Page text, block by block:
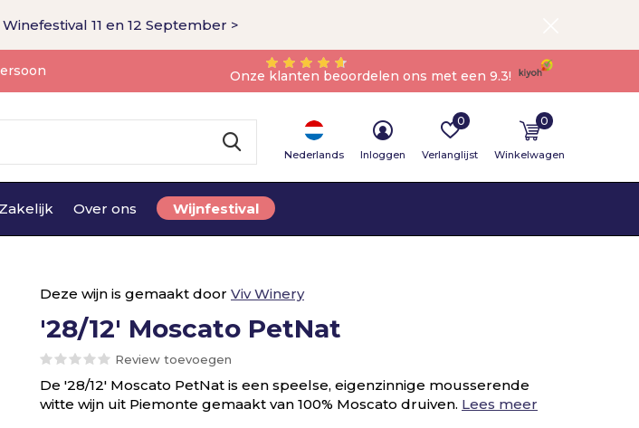
Zakelijk Over ons Wijnfestival
Nederlands Inloggen Verlanglijst
0
Winkelwagen
0
Onze klanten beoordelen ons met een 9.3!
11 en 12 September >
Deze wijn is gemaakt door Viv Winery
'28/12' Moscato PetNat
Review toevoegen
De '28/12' Moscato PetNat is een speelse, eigenzinnige mousserende
witte wijn uit Piemonte gemaakt van 100% Moscato druiven. Lees meer